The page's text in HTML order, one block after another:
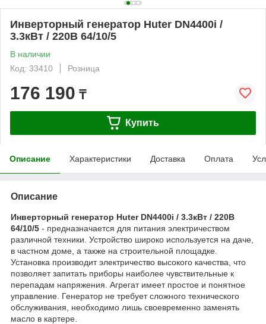
Инверторный генератор Huter DN4400i /
3.3кВт / 220В 64/10/5
В наличии
Код: 33410
Розница
176 190 ₸
Купить
Описание Характеристики Доставка Оплата
Описание
Инверторный генератор Huter DN4400i / 3.3кВт / 220В
64/10/5 - предназначается для питания электричеством
различной техники. Устройство широко используется на даче,
в частном доме, а также на строительной площадке.
Установка производит электричество высокого качества, что
позволяет запитать приборы наиболее чувствительные к
перепадам напряжения. Агрегат имеет простое и понятное
управление. Генератор не требует сложного технического
обслуживания, необходимо лишь своевременно заменять
масло в картере.